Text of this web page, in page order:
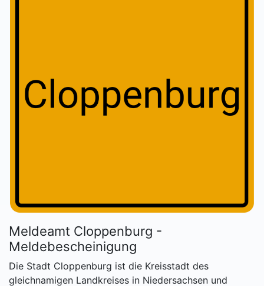
Meldeamt Cloppenburg -
Meldebescheinigung
Die Stadt Cloppenburg ist die Kreisstadt des
gleichnamigen Landkreises in Niedersachsen und